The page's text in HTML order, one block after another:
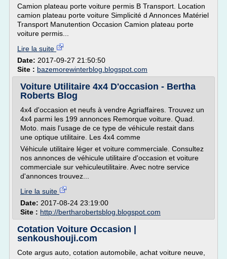
Camion plateau porte voiture permis B Transport. Location
camion plateau porte voiture Simplicité d Annonces Matériel
Transport Manutention Occasion Camion plateau porte
voiture permis...
Lire la suite
Date: 2017-09-27 21:50:50
Site : bazemorewinterblog.blogspot.com
Voiture Utilitaire 4x4 D'occasion - Bertha
Roberts Blog
4x4 d'occasion et neufs à vendre Agriaffaires. Trouvez un
4x4 parmi les 199 annonces Remorque voiture. Quad.
Moto. mais l'usage de ce type de véhicule restait dans
une optique utilitaire. Les 4x4 comme
Véhicule utilitaire léger et voiture commerciale. Consultez
nos annonces de véhicule utilitaire d'occasion et voiture
commerciale sur vehiculeutilitaire. Avec notre service
d'annonces trouvez...
Lire la suite
Date: 2017-08-24 23:19:00
Site : http://bertharobertsblog.blogspot.com
Cotation Voiture Occasion |
senkoushouji.com
Cote argus auto, cotation automobile, achat voiture neuve,